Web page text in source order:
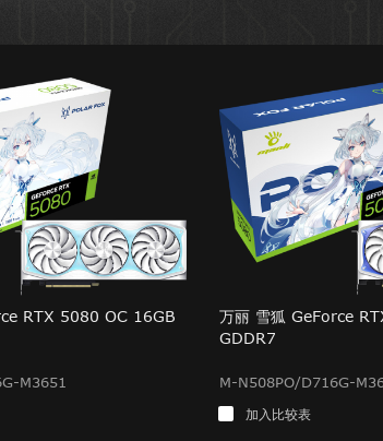
RTX 5080 OC 16GB
M3651
万丽 雪狐 GeForce
GDDR7
M-N508PO/D716G-
加入比较表